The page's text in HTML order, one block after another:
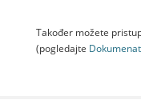
Također možete
(pogledajte